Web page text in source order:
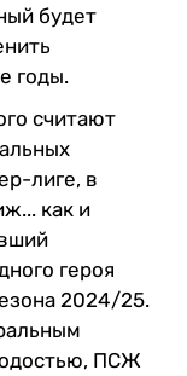
будет
годы.
считают
лиге, в
как и
героя
2024/25.
ПСЖ